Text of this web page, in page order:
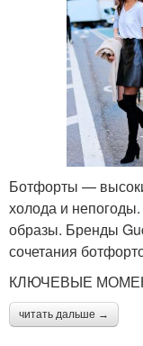
Ботфорты —
холода и
образы. Бренды
сочетания
КЛЮЧЕВЫЕ
читать дальше →